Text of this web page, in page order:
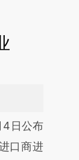
第三方
章
日公布
口商进